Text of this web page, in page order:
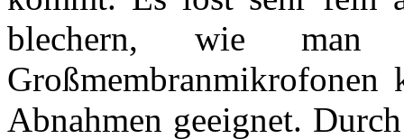
blechern, wie man
Abnahmen geeignet.